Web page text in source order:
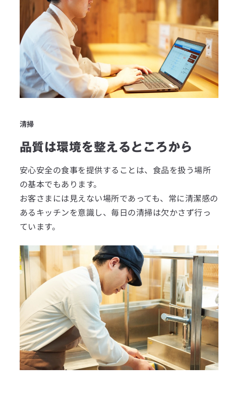
清掃
品質は環境を整えるところから
安心安全の食事を提供することは、食品を扱う場所
の基本でもあります。
お客さまには見えない場所であっても、常に清潔感の
あるキッチンを意識し、毎日の清掃は欠かさず行っ
ています。